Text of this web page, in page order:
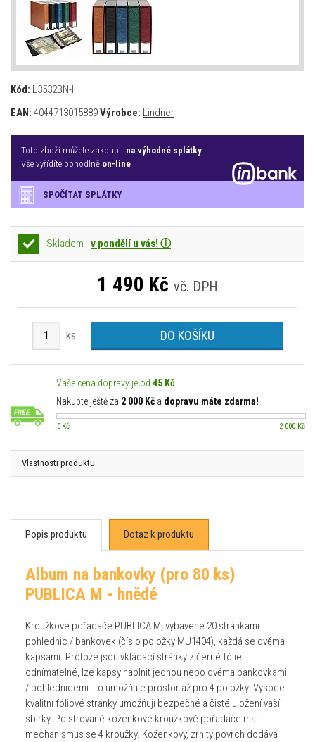
Kód: L3532BN-H
EAN: 4044713015889Výrobce: Lindner
Toto zboží můžete zakoupit na výhodné splátky.
Vše vyřídíte pohodlně on-line
SPOČÍTAT SPLÁTKY
Skladem -v pondělí u vás! ⓘ
1 490 Kč vč. DPH
ks DO KOŠÍKU
Vaše cena dopravy je od 45 Kč
Nakupte ještě za 2 000 Kč a dopravu máte zdarma!
0 Kč 2 000 Kč
Vlastnosti produktu
Popis produktu Dotaz k produktu
Album na bankovky (pro 80 ks)
PUBLICA M - hnědé
Kroužkové pořadače PUBLICA M, vybavené 20 stránkami
pohlednic / bankovek (číslo položky MU1404), každá se dvěma
kapsami. Protože jsou vkládací stránky z černé fólie
odnímatelné, lze kapsy naplnit jednou nebo dvěma bankovkami
/ pohlednicemi. To umožňuje prostor až pro 4 položky. Vysoce
kvalitní fóliové stránky umožňují bezpečné a čisté uložení vaší
sbírky. Polstrované koženkové kroužkové pořadače mají
mechanismus se 4 kroužky. Koženkový, zrnitý povrch dodává